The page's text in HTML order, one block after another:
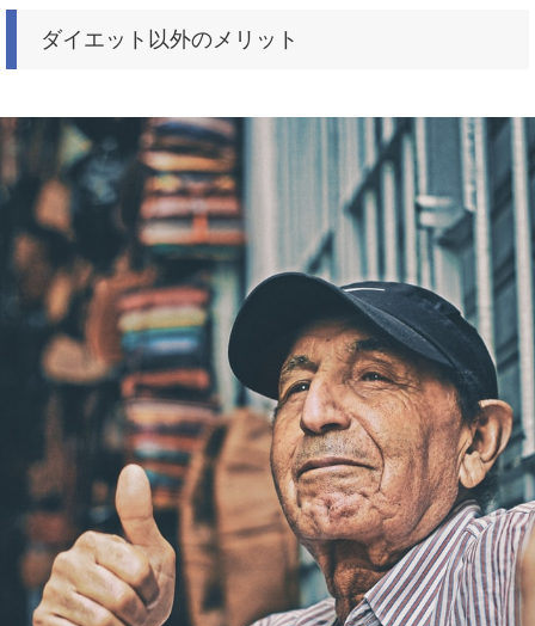
ダイエット以外のメリット